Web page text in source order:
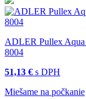
ADLER Pullex
8004
51,13 € s DPH
Miešame na počkanie